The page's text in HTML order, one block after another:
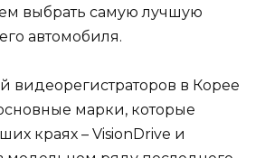
выбрать самую лучшую
автомобиля.
видеорегистраторов в Корее
марки, которые
краях – VisionDrive и